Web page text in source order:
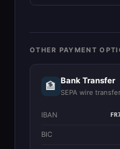
OTHER PAYMENT
🏦 Bank Transfer
SEPA wire transfer
IBAN
BIC